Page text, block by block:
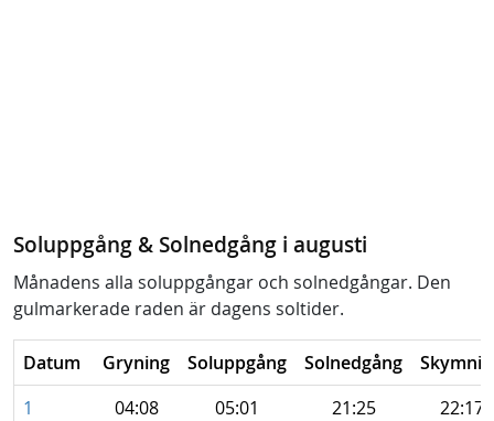
Soluppgång & Solnedgång i augusti
Månadens alla soluppgångar och solnedgångar. Den
gulmarkerade raden är dagens soltider.
Datum Gryning Soluppgång Solnedgång
1
04:08 05:01 21:25 22:17